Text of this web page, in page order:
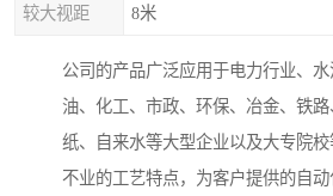
较大视距 8米
公司的产品广泛应用于电力行业、
油、化工、市政、环保、冶金、铁
纸、自来水等大型企业以及大专院
不业的工艺特点，为客户提供的自